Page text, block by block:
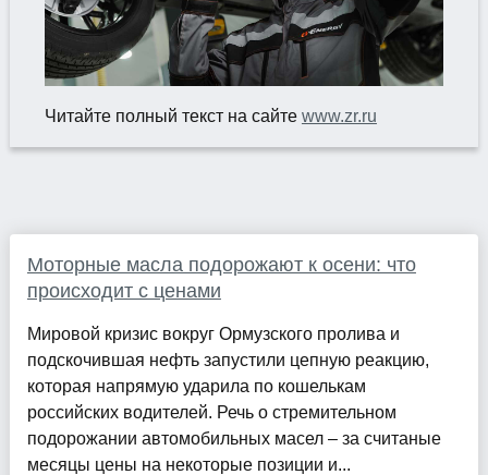
Читайте полный текст на сайте www.zr.ru
Моторные масла подорожают к осени: что
происходит с ценами
Мировой кризис вокруг Ормузского пролива и
подскочившая нефть запустили цепную реакцию,
которая напрямую ударила по кошелькам
российских водителей. Речь о стремительном
подорожании автомобильных масел – за считаные
месяцы цены на некоторые позиции и...